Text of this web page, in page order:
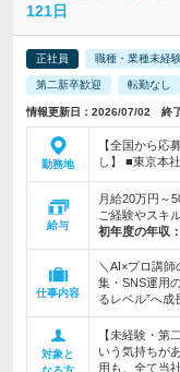
121日
正社員 職種・業種未経
第二新卒歓迎 転勤なし
情報更新日：2026/07/02 終
勤務地
【全国から応
し】 ■東京本
給与
月給20万円～
ご経験やスキ
初年度の年収：
仕事内容
＼AI×プロ講
集・SNS運用
るレベル”へ
対象と
【未経験・第
いう気持ちが
用も、全て当